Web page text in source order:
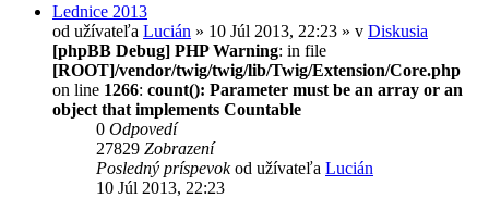
Lednice 2013
od užívateľa Lucián » 10 Júl 2013, 22:23 » v Diskusia
[phpBB Debug] PHP Warning: in file
[ROOT]/vendor/twig/twig/lib/Twig/Extension/Core.php
on line 1266: count(): Parameter must be an array or an
object that implements Countable
0 Odpovedí
27829 Zobrazení
Posledný príspevokod užívateľa Lucián
10 Júl 2013, 22:23